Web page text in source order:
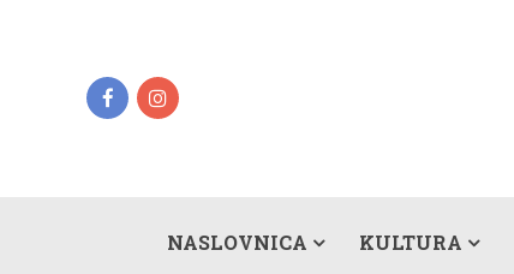
NASLOVNICA KULTURA